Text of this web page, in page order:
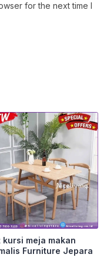
for the next time I
kursi meja makan
Furniture Jepara